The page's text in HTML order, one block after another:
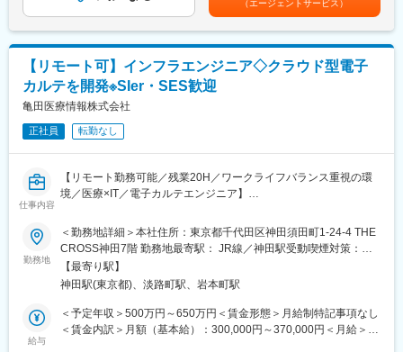
■具体的な業務内容
・監査法人対応
・経営陣向けレポーティング資料の作成
・各部門と連携した管理体制の構築・改善
・会計論点の整理および会計処理方針の検討
・税理士等の外部専門家との連携
・開示対応、IPO準備
キャリア構築が可能です
■ポジションの面白さ
・AI活用による業務自動化・高度化を積極的に推進しており、定
る環境があります
・監査法人レビュー対応の立ち上げや内部統制整備など、事業成
ます。月給(月額)は固定手当を含めた表記です。
（エージェントサービス）
【リモート可】インフラエンジニア◇クラウド型電子
カルテを開発※SIer・SES歓迎
亀田医療情報株式会社
正社員 転勤なし
仕事内容
【リモート勤務可能／残業20H／ワークライフバランス重視の環
境／医療×IT／電子カルテエンジニア】
■職務内容：
クラウドサービスのインフラチームの一員として、DBのチューニ
ング・パフォーマンス改善や、プラットフォームの開発、運用全
般を幅広く担当していただきます。プラットフォームとして
Microsoft Azureを採用していますので、Azureの各種サービスを中
心とした最適なプラットフォームの構築・維持を目指していただ
きます。
勤務地
＜勤務地詳細＞本社住所：東京都千代田区神田須田町1-24-4 THE
CROSS神田7階 勤務地最寄駅： JR線／神田駅受動喫煙対策：屋
内全面禁煙変更の範囲：会社の定める事業所（リモートワーク含
む）
【最寄り駅】
神田駅(東京都)、淡路町駅、岩本町駅
給与
＜予定年収＞500万円～650万円＜賃金形態＞月給制特記事項なし
＜賃金内訳＞月額（基本給）：300,000円～370,000円＜月給＞